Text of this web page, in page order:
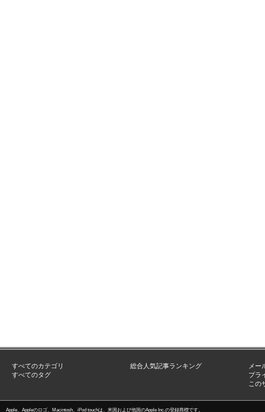
すべてのカテゴリ
すべてのタグ
総合人気記事ランキング
メー
プラ
この
Apple、Appleのロゴ、Macintosh、iPod touchは、米国および他国のApple Inc.の登録商標です。